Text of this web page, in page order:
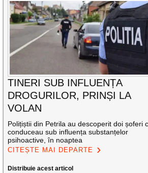
TINERI SUB INFLUENȚA
DROGURILOR, PRINȘI LA
VOLAN
Polițiștii din Petrila au descoperit doi șoferi
conduceau sub influența substanțelor
psihoactive, în noaptea
CITEȘTE MAI DEPARTE
Distribuie acest articol